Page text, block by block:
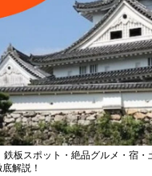
鉄板スポット・絶品グルメ・宿
解説！